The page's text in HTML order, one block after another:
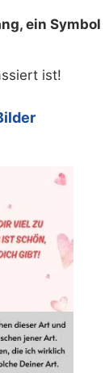
ein Symbol
ist!